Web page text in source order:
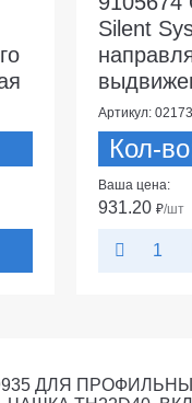
Silent
Артикул:
Кол-
Ваша цена:
931.20 ₽/шт
ДЛЯ